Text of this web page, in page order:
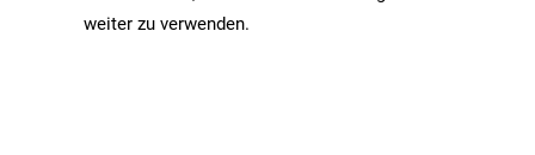
weiter zu verwenden.